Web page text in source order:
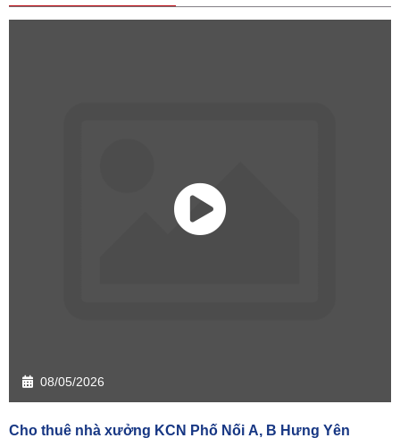
08/05/2026
Cho thuê nhà xưởng KCN Phố Nối A, B Hưng Yên